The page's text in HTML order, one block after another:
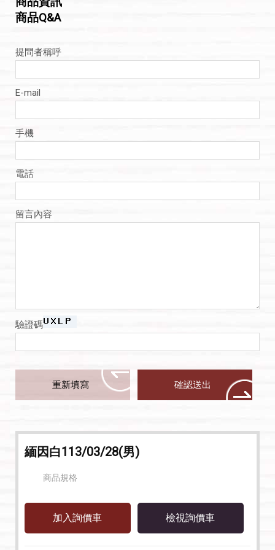
商品Q&A
提問者稱呼
E-mail
手機
電話
留言內容
驗證碼
緬因白113/03/28(男)
商品規格
檢視詢價車